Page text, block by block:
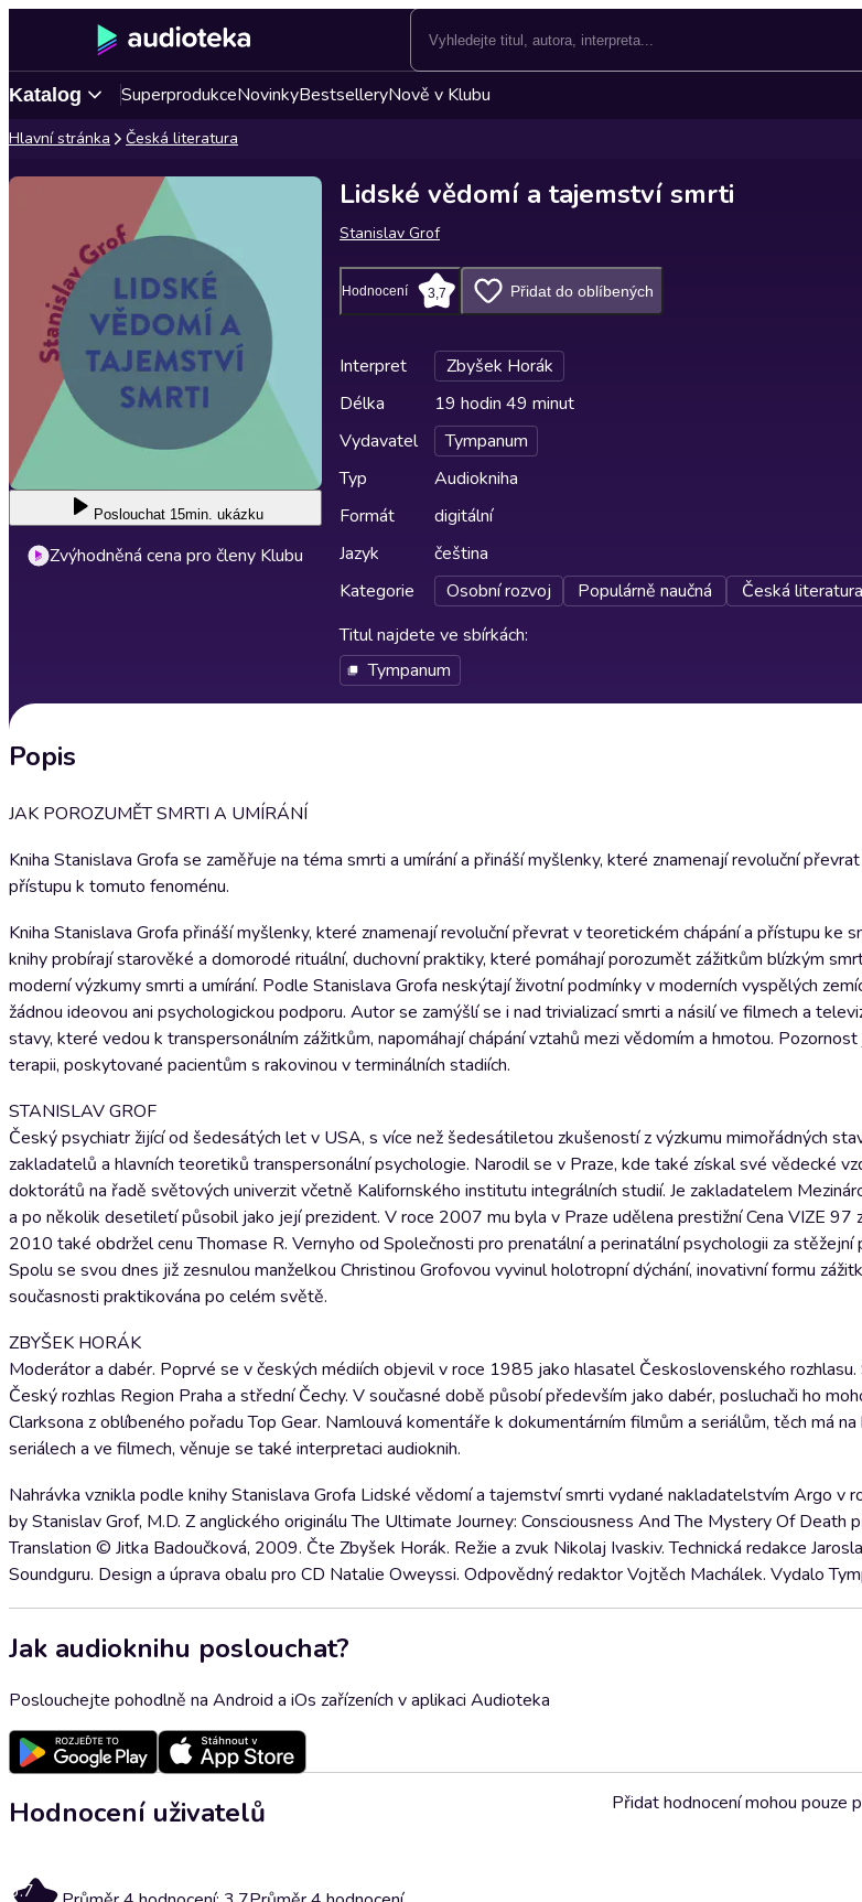
Katalog SuperprodukceNovinkyBestselleryNově v Klubu
Hlavní stránka Česká literatura
Poslouchat 15min. ukázku
Zvýhodněná cena pro členy Klubu
Lidské vědomí a tajemství smrti
Stanislav Grof
Hodnocení 3,7 Přidat do oblíbených
Interpret
Zbyšek Horák
Délka
19 hodin 49 minut
Vydavatel
Tympanum
Typ
Audiokniha
Formát
digitální
Jazyk
čeština
Kategorie
Osobní rozvoj Populárně naučná
Česká literatura
Titul najdete ve sbírkách:
Tympanum
Popis
JAK POROZUMĚT SMRTI A UMÍRÁNÍ
Kniha Stanislava Grofa se zaměřuje na téma smrti a umírání a přináší myšlenky, které znamenají revoluční
přístupu k tomuto fenoménu.
Kniha Stanislava Grofa přináší myšlenky, které znamenají revoluční převrat v teoretickém chápání a přístupu ke
knihy probírají starověké a domorodé rituální, duchovní praktiky, které pomáhají porozumět zážitkům blízkým
moderní výzkumy smrti a umírání. Podle Stanislava Grofa neskýtají životní podmínky v moderních vyspělých
žádnou ideovou ani psychologickou podporu. Autor se zamýšlí se i nad trivializací smrti a násilí ve filmech a
stavy, které vedou k transpersonálním zážitkům, napomáhají chápání vztahů mezi vědomím a hmotou.
terapii, poskytované pacientům s rakovinou v terminálních stadiích.
STANISLAV GROF
Český psychiatr žijící od šedesátých let v USA, s více než šedesátiletou zkušeností z výzkumu mimořádných
zakladatelů a hlavních teoretiků transpersonální psychologie. Narodil se v Praze, kde také získal své vědecké
doktorátů na řadě světových univerzit včetně Kalifornského institutu integrálních studií. Je zakladatelem
a po několik desetiletí působil jako její prezident. V roce 2007 mu byla v Praze udělena prestižní Cena VIZE 97
2010 také obdržel cenu Thomase R. Vernyho od Společnosti pro prenatální a perinatální psychologii za
Spolu se svou dnes již zesnulou manželkou Christinou Grofovou vyvinul holotropní dýchání, inovativní formu
současnosti praktikována po celém světě.
ZBYŠEK HORÁK
Moderátor a dabér. Poprvé se v českých médiích objevil v roce 1985 jako hlasatel Československého rozhlasu.
Český rozhlas Region Praha a střední Čechy. V současné době působí především jako dabér, posluchači ho
Clarksona z oblíbeného pořadu Top Gear. Namlouvá komentáře k dokumentárním filmům a seriálům, těch má
seriálech a ve filmech, věnuje se také interpretaci audioknih.
Nahrávka vznikla podle knihy Stanislava Grofa Lidské vědomí a tajemství smrti vydané nakladatelstvím Argo
by Stanislav Grof, M.D. Z anglického originálu The Ultimate Journey: Consciousness And The Mystery Of Death
Translation © Jitka Badoučková, 2009. Čte Zbyšek Horák. Režie a zvuk Nikolaj Ivaskiv. Technická redakce
Soundguru. Design a úprava obalu pro CD Natalie Oweyssi. Odpovědný redaktor Vojtěch Machálek. Vydalo
Jak audioknihu poslouchat?
Poslouchejte pohodlně na Android a iOs zařízeních v aplikaci Audioteka
Hodnocení uživatelů
3.7
Přidat hodnocení mohou pouze